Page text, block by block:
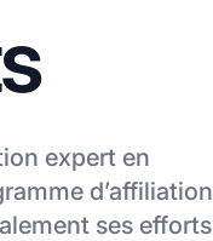
expert en
d’affiliation
ses efforts